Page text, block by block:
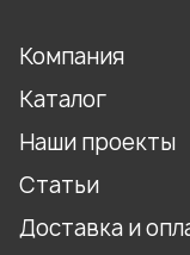
Компания
Каталог
Наши проекты
Статьи
Доставка и